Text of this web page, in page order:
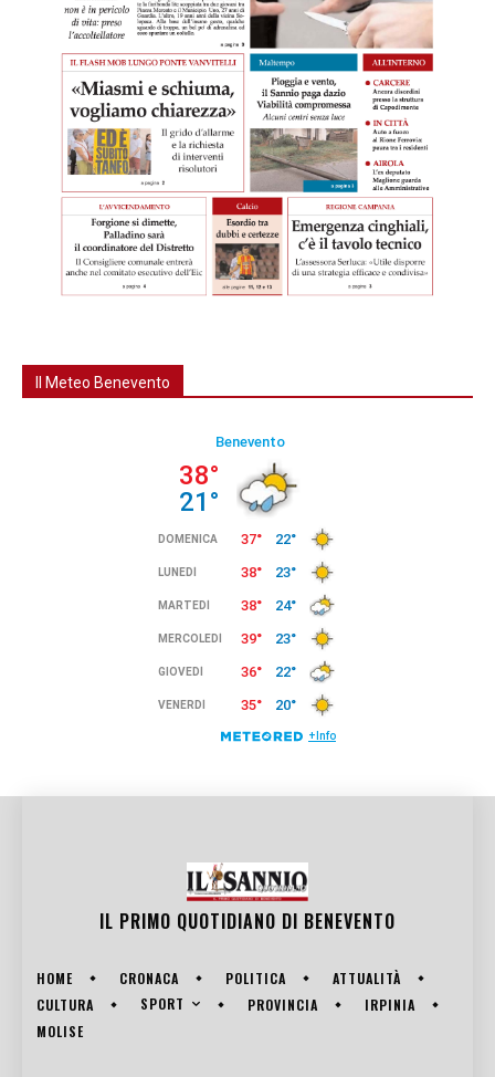
Il Meteo Benevento
IL PRIMO QUOTIDIANO DI BENEVENTO
HOME CRONACA POLITICA
ATTUALITÀ
CULTURA
SPORT PROVINCIA
IRPINIA
MOLISE